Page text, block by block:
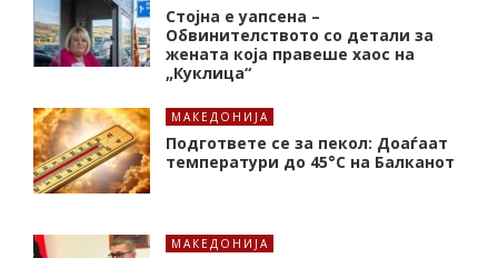
Стојна е уапсена –
Обвинителството со детали за
жената која правеше хаос на
„Куклица“
МАКЕДОНИЈА
Подгответе се за пекол: Доаѓаат
температури до 45°C на Балканот
МАКЕДОНИЈА